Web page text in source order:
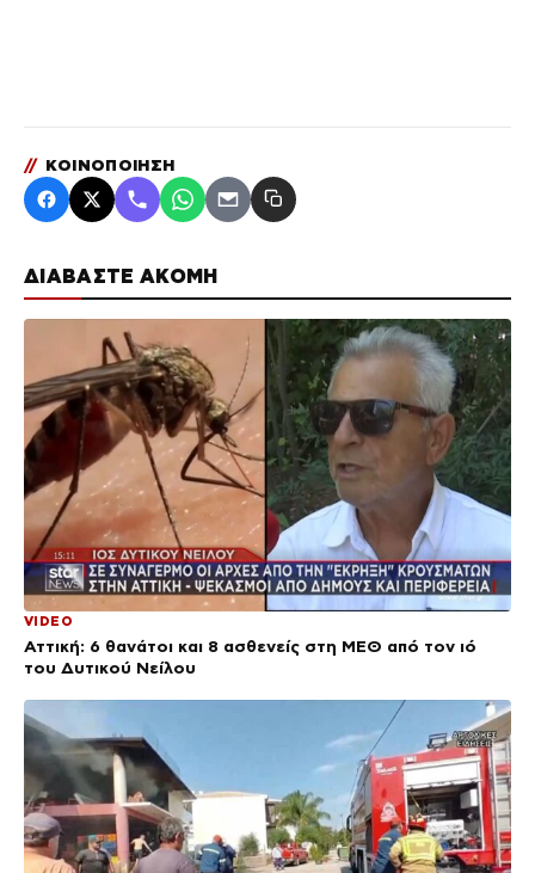
ΔΙΑΒΑΣΤΕ ΑΚΟΜΗ
VIDEO
Αττική: 6 θανάτοι και 8 ασθενείς στη ΜΕΘ από τον ιό
του Δυτικού Νείλου
// ΚΟΙΝΟΠΟΙΗΣΗ